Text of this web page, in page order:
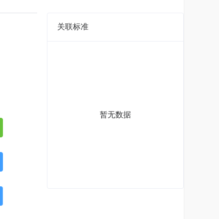
关联标准
暂无数据